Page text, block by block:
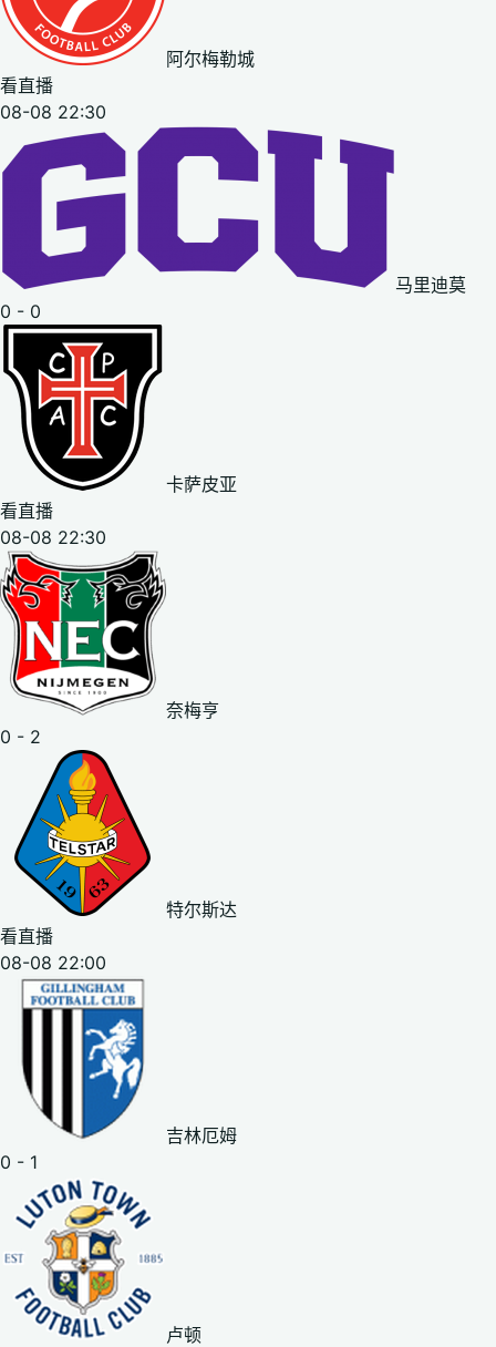
阿尔梅勒城
看直播
08-08 22:30
马里迪莫
0 - 0
卡萨皮亚
看直播
08-08 22:30
奈梅亨
0 - 2
特尔斯达
看直播
08-08 22:00
吉林厄姆
0 - 1
卢顿